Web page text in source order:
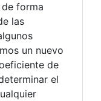
forma
las
un nuevo
de
el